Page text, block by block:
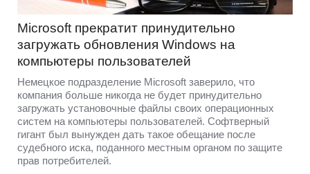
Microsoft прекратит принудительно
загружать обновления Windows на
компьютеры пользователей
Немецкое подразделение Microsoft заверило, что
компания больше никогда не будет принудительно
загружать установочные файлы своих операционных
систем на компьютеры пользователей. Софтверный
гигант был вынужден дать такое обещание после
судебного иска, поданного местным органом по защите
прав потребителей.